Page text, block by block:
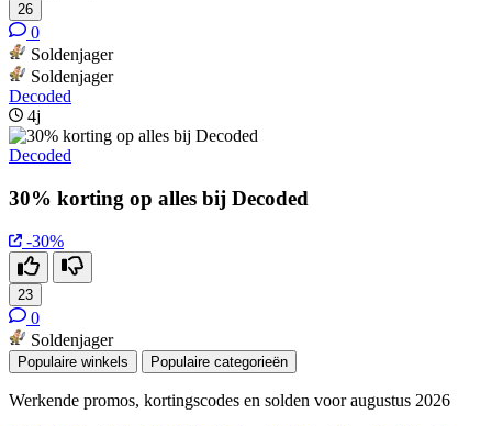
26
0
Soldenjager
Soldenjager
Decoded
4j
Decoded
30% korting op alles bij Decoded
-30%
23
0
Soldenjager
Populaire winkels Populaire categorieën
Werkende promos, kortingscodes en solden voor augustus 2026